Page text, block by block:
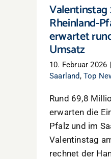
Valentinstag
Rheinland-
erwartet
Umsatz
10. Februar 2026 |
Saarland,Top
Rund 69,8
erwarten die
Pfalz und im
Valentinstag
rechnet der